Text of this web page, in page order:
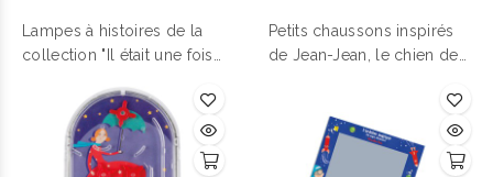
Lampes à histoires de la
collection "Il était une fois"
Petits chaussons inspirés
de Jean-Jean, le chien des
qu’aux petits garçons !